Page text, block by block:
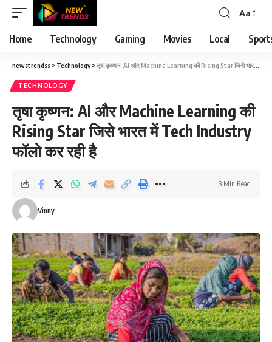
Font
Resizer
Aa
Home Technology Gaming Movies Local
newstrendss > Technology>तृषा कृष्णन: AI और Machine Learning की Rising Star जिसे भारत में Tech Industry फॉलो कर रही है
TECHNOLOGY
तृषा कृष्णन: AI और Machine Learning की
Rising Star जिसे भारत में Tech Industry
फॉलो कर रही है
Vinny
3 Min Read